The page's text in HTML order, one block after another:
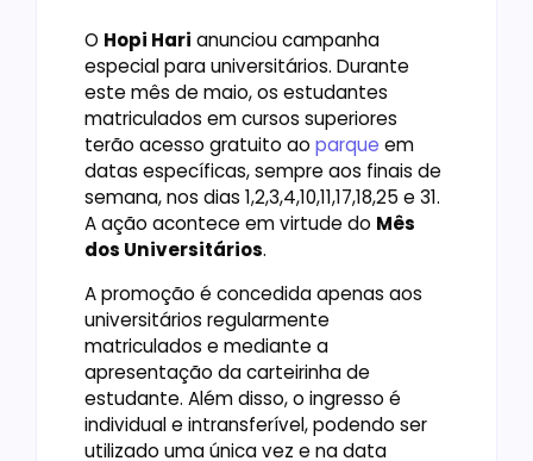
O Hopi Hari anunciou campanha
especial para universitários. Durante
este mês de maio, os estudantes
matriculados em cursos superiores
terão acesso gratuito ao parque em
datas específicas, sempre aos finais de
semana, nos dias 1,2,3,4,10,11,17,18,25 e 31.
A ação acontece em virtude do Mês
dos Universitários.
A promoção é concedida apenas aos
universitários regularmente
matriculados e mediante a
apresentação da carteirinha de
estudante. Além disso, o ingresso é
individual e intransferível, podendo ser
utilizado uma única vez e na data